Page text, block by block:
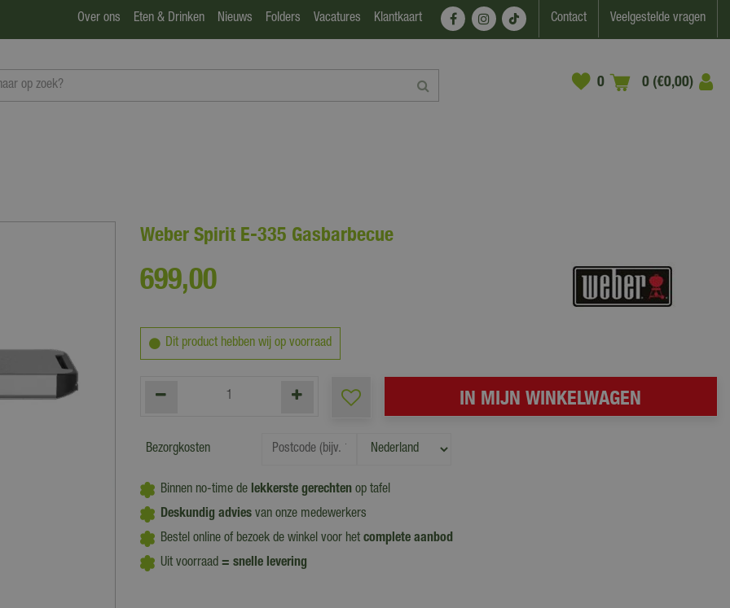
Over ons Eten & Drinken Nieuws Folders Vacatures Klantkaart Contact Veelgestelde vragen
0 (€0,00)
Weber Spirit E-335 Gasbarbecue
699,00
Dit product hebben wij op voorraad
Bezorgkosten
Binnen no-time delekkerste gerechtenop tafel
Deskundig adviesvan onze medewerkers
Bestel online of bezoek de winkel voor het complete aanbod
Uit voorraad = snelle levering